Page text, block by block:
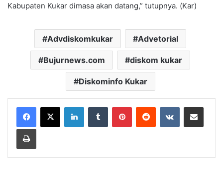
Kabupaten Kukar dimasa akan datang,” tutupnya. (Kar)
Advdiskomkukar Advetorial
Bujurnews.com diskom kukar
Diskominfo Kukar
LinkedInTumblr PinterestReddit VKontakteShare via Email
Print